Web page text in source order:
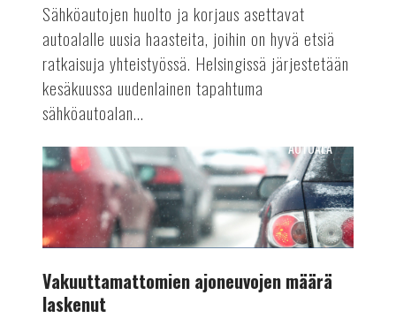
Sähköautojen huolto ja korjaus asettavat
autoalalle uusia haasteita, joihin on hyvä etsiä
ratkaisuja yhteistyössä. Helsingissä järjestetään
kesäkuussa uudenlainen tapahtuma
sähköautoalan...
Vakuuttamattomien
ajoneuvojen
määrä
laskenut
AUTOALA
Vakuuttamattomien ajoneuvojen määrä
laskenut